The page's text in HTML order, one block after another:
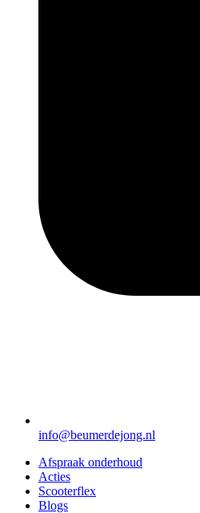
info@beumerdejong.nl
Afspraak onderhoud
Acties
Scooterflex
Blogs